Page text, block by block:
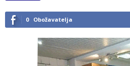
0 Obožavatelja